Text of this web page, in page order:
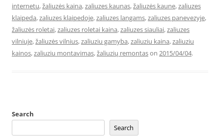
internetu,žaliuzės kaina,zaliuzes kaunas,žaliuzės kaune,zaliuzes
klaipeda,zaliuzes klaipedoje,zaliuzes langams,zaliuzes panevezyje,
žaliuzės roletai,zaliuzes roletai kaina,zaliuzes siauliai,zaliuzes
vilniuje,žaliuzės vilnius,zaliuziu gamyba,zaliuziu kaina,zaliuziu
kainos,zaliuziu montavimas,žaliuzių remontason 2015/04/04.
Search
Search